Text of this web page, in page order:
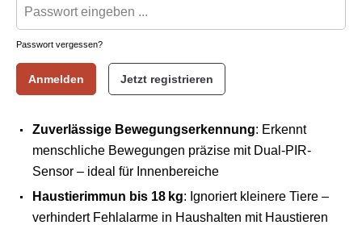
Passwort vergessen?
Anmelden Jetzt registrieren
Zuverlässige Bewegungserkennung: Erkennt
menschliche Bewegungen präzise mit Dual-PIR-
Sensor – ideal für Innenbereiche
Haustierimmun bis 18 kg: Ignoriert kleinere Tiere –
verhindert Fehlalarme in Haushalten mit Haustieren